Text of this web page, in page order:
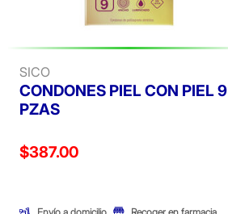
SICO
CONDONES PIEL CON PIEL 9
PZAS
Precio reducido de
$387.00